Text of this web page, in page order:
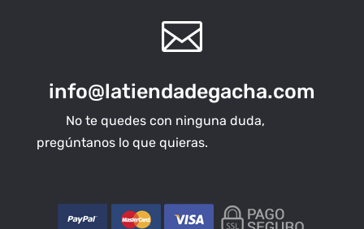

info@latiendadegacha.com
No te quedes con ninguna duda,
pregúntanos lo que quieras.